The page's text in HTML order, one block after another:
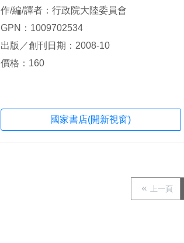
作/編/譯者：行政院大陸委員會
GPN：1009702534
出版／創刊日期：2008-10
價格：160
國家書店(開新視窗)
上一頁